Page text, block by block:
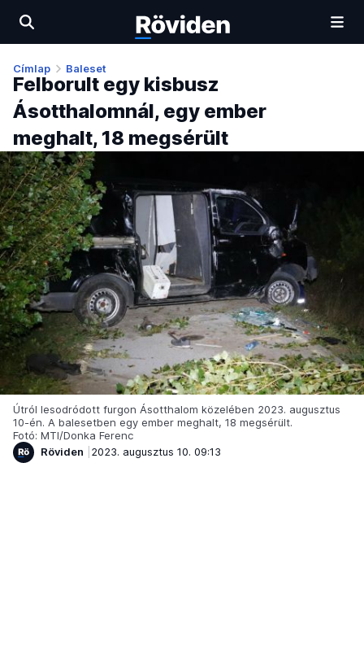
Címlap Baleset
Felborult egy kisbusz
Ásotthalomnál, egy ember
meghalt, 18 megsérült
Útról lesodródott furgon Ásotthalom közelében 2023. augusztus
10-én. A balesetben egy ember meghalt, 18 megsérült.
Fotó: MTI/Donka Ferenc
Röviden
2023. augusztus 10. 09:13